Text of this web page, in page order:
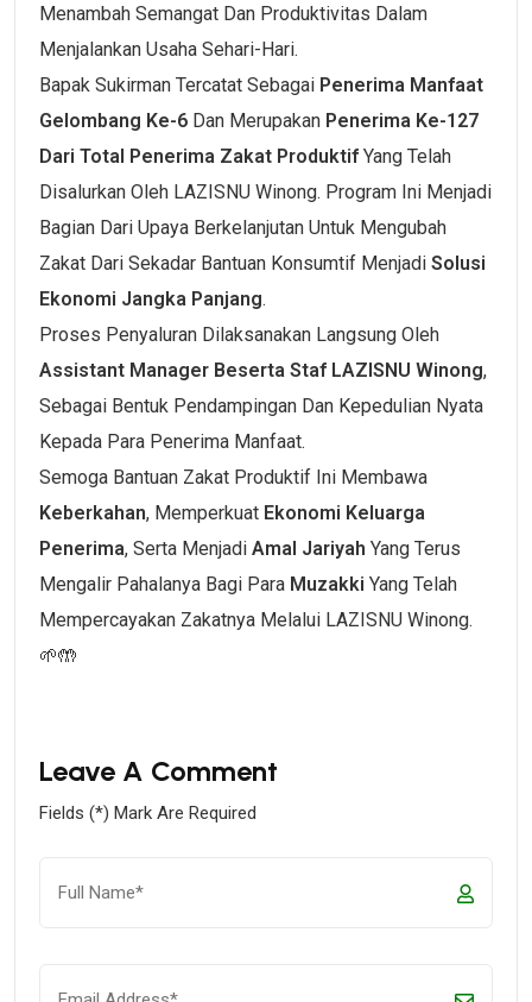
Menambah Semangat Dan Produktivitas Dalam
Menjalankan Usaha Sehari-Hari.
Bapak Sukirman Tercatat Sebagai Penerima Manfaat
Gelombang Ke-6 Dan Merupakan Penerima Ke-127
Dari Total Penerima Zakat Produktif Yang Telah
Disalurkan Oleh LAZISNU Winong. Program Ini Menjadi
Bagian Dari Upaya Berkelanjutan Untuk Mengubah
Zakat Dari Sekadar Bantuan Konsumtif Menjadi Solusi
Ekonomi Jangka Panjang.
Proses Penyaluran Dilaksanakan Langsung Oleh
Assistant Manager Beserta Staf LAZISNU Winong,
Sebagai Bentuk Pendampingan Dan Kepedulian Nyata
Kepada Para Penerima Manfaat.
Semoga Bantuan Zakat Produktif Ini Membawa
Keberkahan, Memperkuat Ekonomi Keluarga
Penerima, Serta Menjadi Amal Jariyah Yang Terus
Mengalir Pahalanya Bagi Para Muzakki Yang Telah
Mempercayakan Zakatnya Melalui LAZISNU Winong.
🌱🤲
Leave A Comment
Fields (*) Mark Are Required